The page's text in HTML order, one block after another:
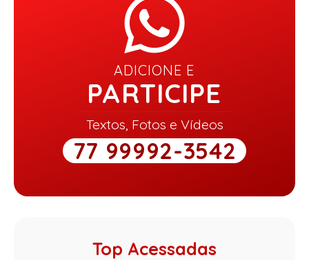
ADICIONE E
PARTICIPE
Textos, Fotos e Vídeos
77 99992-3542
Top Acessadas